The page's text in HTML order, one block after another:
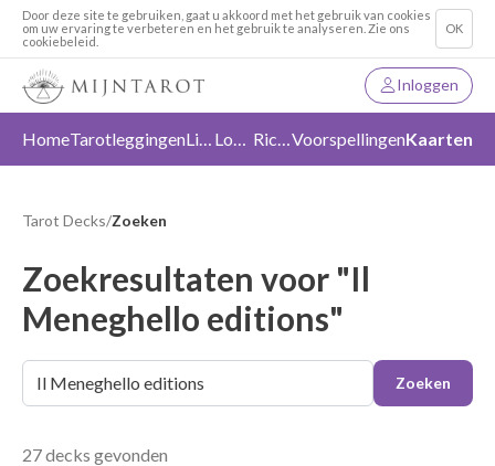
Door deze site te gebruiken, gaat u akkoord met het gebruik van cookies
om uw ervaring te verbeteren en het gebruik te analyseren. Zie ons
cookiebeleid.
OK
Inloggen
HomeTarotleggingen Liefde Loslaten RichtingVoorspellingenKaarten
Tarot Decks/Zoeken
Zoekresultaten voor "Il
Meneghello editions"
Zoeken
27 decks gevonden